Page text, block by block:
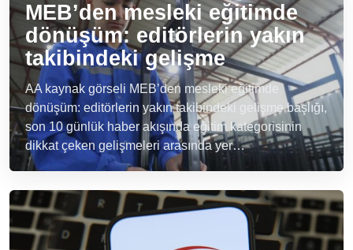
MEB’den mesleki eğitimde
dönüşüm: editörlerin yakın
takibindeki gelişme
AA kaynak görseli MEB’den mesleki eğitimde
dönüşüm: editörlerin yakın takibindeki gelişme başlığı,
son 10 günlük haber akışında eğitim kategorisinin
dikkat çeken gelişmeleri arasında yer…